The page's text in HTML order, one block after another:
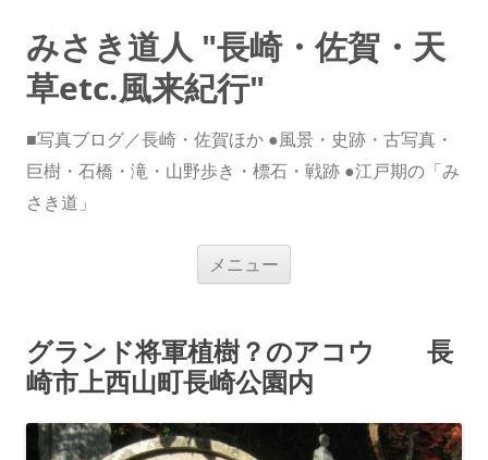
みさき道人 "長崎・佐賀・天
草etc.風来紀行"
■写真ブログ／長崎・佐賀ほか ●風景・史跡・古写真・
巨樹・石橋・滝・山野歩き・標石・戦跡 ●江戸期の「み
さき道」
メニュー
ス
キ
ッ
プ
グランド将軍植樹？のアコウ 長
崎市上西山町長崎公園内